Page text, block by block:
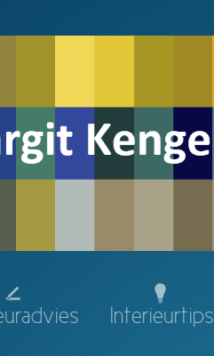
Interieurtips